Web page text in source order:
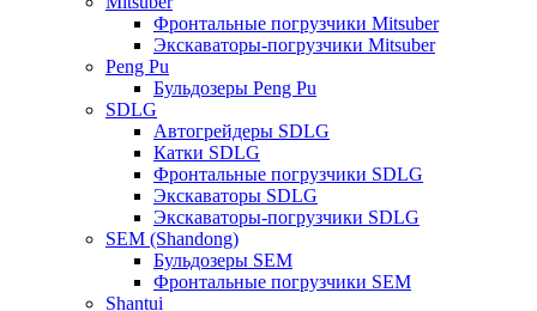
Фронтальные погрузчики Mitsuber
Экскаваторы-погрузчики Mitsuber
Peng Pu
Бульдозеры Peng Pu
SDLG
Автогрейдеры SDLG
Катки SDLG
Фронтальные погрузчики SDLG
Экскаваторы SDLG
Экскаваторы-погрузчики SDLG
SEM (Shandong)
Бульдозеры SEM
Фронтальные погрузчики SEM
Shantui